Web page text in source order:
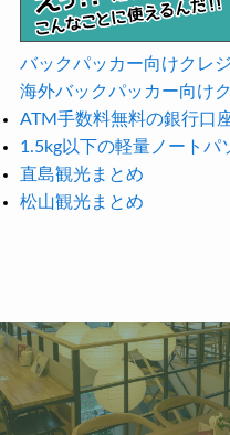
バックパッカー向けクレ
海外バックパッカー向け
ATM手数料無料の銀行口
1.5kg以下の軽量ノートパ
直島観光まとめ
松山観光まとめ